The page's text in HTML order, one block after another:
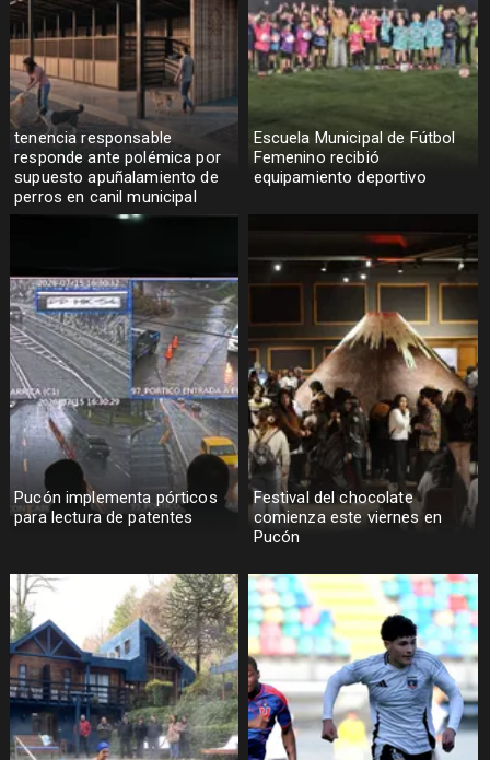
tenencia responsable
responde ante polémica por
supuesto apuñalamiento de
perros en canil municipal
Escuela Municipal de Fútbol
Femenino recibió
equipamiento deportivo
Pucón implementa pórticos
para lectura de patentes
Festival del chocolate
comienza este viernes en
Pucón